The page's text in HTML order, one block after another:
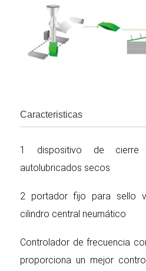
Caracteristicas
1 dispositivo de
autolubricados secos
2 portador fijo para sello
cilindro central neumático
Controlador de frecuencia
proporciona un mejor